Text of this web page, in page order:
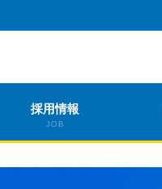
採用情報
JOB